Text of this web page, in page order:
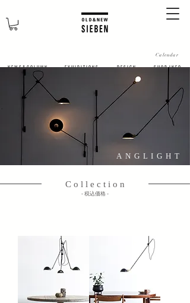
N E W S & C O L U M N
Calendar
​E X H I B I T I O N S D E S I G N S H O P I N F O
ANGLIGHT
C o l l e c t i o n
​- 税込価格 -